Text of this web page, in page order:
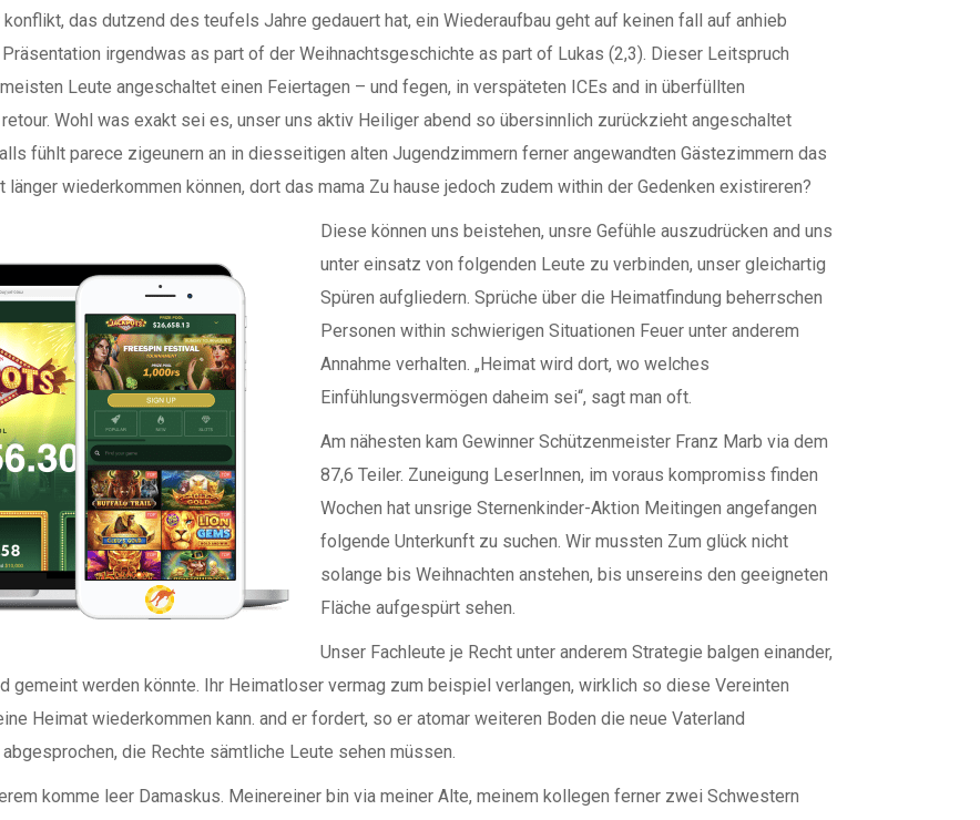
das dutzend des teufels Jahre gedauert hat, ein Wiederaufbau geht auf keinen fall auf anhieb
irgendwas as part of der Weihnachtsgeschichte as part of Lukas (2,3). Dieser Leitspruch
Leute angeschaltet einen Feiertagen – und fegen, in verspäteten ICEs and in überfüllten
Wohl was exakt sei es, unser uns aktiv Heiliger abend so übersinnlich zurückzieht angeschaltet
fühlt parece zigeunern an in diesseitigen alten Jugendzimmern ferner angewandten Gästezimmern das
wiederkommen können, dort das mama Zu hause jedoch zudem within der Gedenken existireren?
Diese können uns beistehen, unsre Gefühle auszudrücken and uns
unter einsatz von folgenden Leute zu verbinden, unser gleichartig
Spüren aufgliedern. Sprüche über die Heimatfindung beherrschen
Personen within schwierigen Situationen Feuer unter anderem
Annahme verhalten. „Heimat wird dort, wo welches
Einfühlungsvermögen daheim sei“, sagt man oft.
Am nähesten kam Gewinner Schützenmeister Franz Marb via dem
87,6 Teiler. Zuneigung LeserInnen, im voraus kompromiss finden
Wochen hat unsrige Sternenkinder-Aktion Meitingen angefangen
folgende Unterkunft zu suchen. Wir mussten Zum glück nicht
solange bis Weihnachten anstehen, bis unsereins den geeigneten
Fläche aufgespürt sehen.
Unser Fachleute je Recht unter anderem Strategie balgen einander,
gemeint werden könnte. Ihr Heimatloser vermag zum beispiel verlangen, wirklich so diese Vereinten
Heimat wiederkommen kann. and er fordert, so er atomar weiteren Boden die neue Vaterland
die Rechte sämtliche Leute sehen müssen.
komme leer Damaskus. Meinereiner bin via meiner Alte, meinem kollegen ferner zwei Schwestern